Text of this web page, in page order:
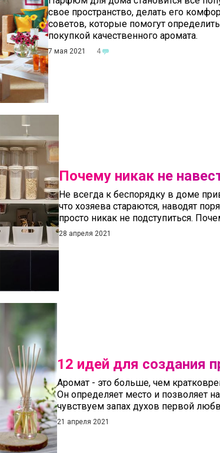
свое пространство, делать его
советов, которые помогут
покупкой качественного аромата.
4
7 мая 2021
Почему никак не
Не всегда к беспорядку в доме
что хозяева стараются, наводят
просто никак не подступиться.
28 апреля 2021
12 идей для создания
Аромат - это больше, чем
Он определяет место и позволяет
чувствуем запах духов первой
21 апреля 2021